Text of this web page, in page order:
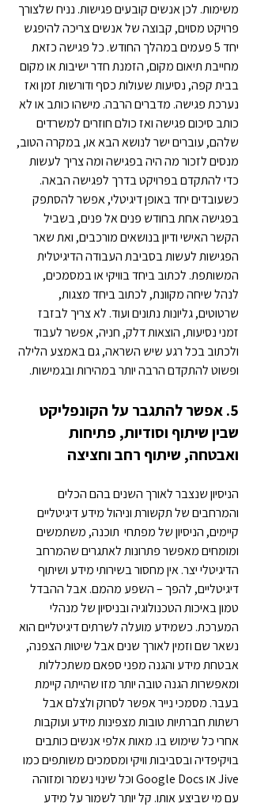
משימות. לכן אנשים קובעים פגישות. נניח שלצורך
פרויקט מסוים, קבוצה של אנשים צריכה להיפגש
יחד 5 פעמים במהלך החודש. כל פגישה כזאת
מחייבת תיאום מקום, הזמנת חדר ישיבות או מקום
בבית קפה, נסיעות שעולות כסף ודורשות זמן ואז
נערכת פגישה. מדברים הרבה. מישהו כותב או לא
כותב סיכום פגישה ואז כולם חוזרים למשרדים
שלהם, עוברים ישר לנושא הבא או, במקרה הטוב,
מנסים לזכור מה היה בפגישה ומה צריך לעשות
כדי להתקדם בפרויקט בדרך לפגישה הבאה.
כשעובדים יחד באופן דיגיטלי, אפשר להסתפק
בפגישה אחת בחודש פנים אל פנים, בשביל
הקשר האישי ודיון בנושאים מורכבים, ואת שאר
הפגישות לעשות בסביבת העבודה הדיגיטלית
המשותפת. לכתוב ביחד בוויקי או במסמכים,
לנהל שיחה מקוונת, לכתוב ביחד מצגות,
שרטוטים, גליונות נתונים ועוד. לא צריך לבזבז
זמני נסיעות, הוצאות דלק, חניה, אפשר לעבוד
ולכתוב בכל רגע שיש השראה, גם באמצע הלילה
ופשוט להתקדם הרבה יותר במהירות ובגמישות.
5. אפשר להתגבר על הקונפליקט
שבין שיתוף וסודיות, פתיחות
ואבטחה, שיתוף רחב וחציצה
הניסיון שנצבר לאורך השנים בהם הכלים
והמרחבים של תקשורת וניהול מידע דיגיטליים
קיימים, הניסיון של מפתחי  תוכנה, משתמשים
ומומחים מאפשר פתרונות לאתגרים שהמרחב
הדיגיטלי יצר. אין מחסור בשירותי מידע ושיתוף
דיגיטליים, להפך – השפע מהמם. אבל ההבדל
טמון באיכות הטכנולוגיה ובניסיון של מנהלי
המערכת. כשמידע מועלה לשרתים דיגיטליים הוא
נשאר שם וזמין לאורך שנים אבל שיטות הצפנה,
אבטחת מידע והגנה מפני ספאם משתכללות
ומאפשרות הגנה טובה יותר מזו שהייתה קיימת
בעבר. מסמכי נייר אפשר לסרוק ולצלם אבל
רשתות חברתיות טובות מצפינות מידע ועוקבות
אחרי כל שימוש בו. מאות אלפי אנשים כותבים
בויקיפדיה ובסביבות וויקי ומסמכים משותפים כמו
Jive או Google Docs וכל שינוי נשמר ומזוהה
עם מי שביצע אותו. קל יותר לשמור על מידע